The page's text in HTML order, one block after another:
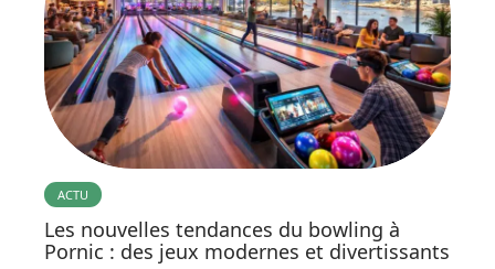
ACTU
Les nouvelles tendances du bowling à
Pornic : des jeux modernes et divertissants